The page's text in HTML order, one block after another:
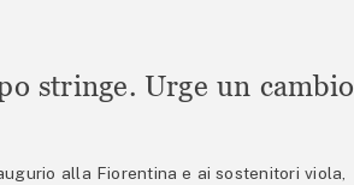
stringe. Urge un cambio
alla Fiorentina e ai sostenitori viola,